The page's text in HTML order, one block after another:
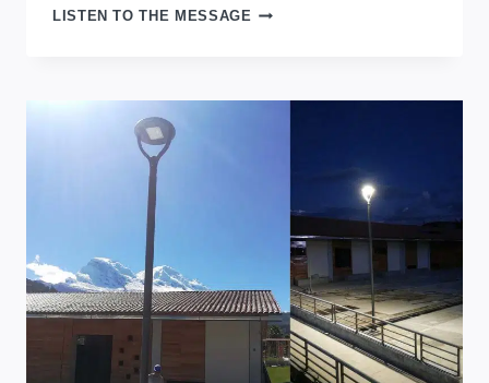
LISTEN TO THE MESSAGE ECLAIRAGE
PARKING
ARABIE
SAOUDITE